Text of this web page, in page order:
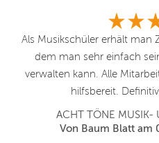
Als Musikschüler erhält man
dem man sehr einfach
verwalten kann. Alle
hilfsbereit.
ACHT TÖNE MUSIK-
Von Baum Blatt am